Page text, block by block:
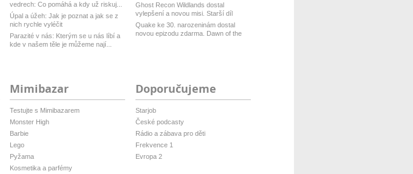
vedrech: Co pomáhá a kdy už riskuj...
Úpal a úžeh: Jak je poznat a jak se z
nich rychle vyléčit
Parazité v nás: Kterým se u nás líbí a
kde v našem těle je můžeme nají...
Ghost Recon Wildlands dostal
vylepšení a novou misi. Starší díl
Ubisof...
Quake ke 30. narozeninám dostal
novou epizodu zdarma. Dawn of the
Mimibazar
Testujte s Mimibazarem
Monster High
Barbie
Lego
Pyžama
Kosmetika a parfémy
Doporučujeme
Starjob
České podcasty
Rádio a zábava pro děti
Frekvence 1
Evropa 2